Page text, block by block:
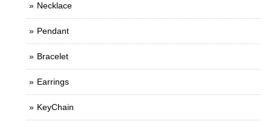
Necklace
Pendant
Bracelet
Earrings
KeyChain